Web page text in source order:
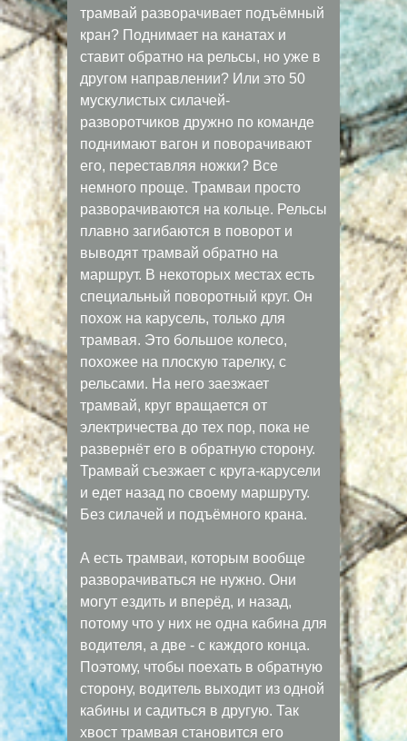
трамвай разворачивает подъёмный
кран? Поднимает на канатах и
ставит обратно на рельсы, но уже в
другом направлении? Или это 50
мускулистых силачей-
разворотчиков дружно по команде
поднимают вагон и поворачивают
его, переставляя ножки? Все
немного проще. Трамваи просто
разворачиваются на кольце. Рельсы
плавно загибаются в поворот и
выводят трамвай обратно на
маршрут. В некоторых местах есть
специальный поворотный круг. Он
похож на карусель, только для
трамвая. Это большое колесо,
похожее на плоскую тарелку, с
рельсами. На него заезжает
трамвай, круг вращается от
электричества до тех пор, пока не
развернёт его в обратную сторону.
Трамвай съезжает с круга-карусели
и едет назад по своему маршруту.
Без силачей и подъёмного крана.
А есть трамваи, которым вообще
разворачиваться не нужно. Они
могут ездить и вперёд, и назад,
потому что у них не одна кабина для
водителя, а две - с каждого конца.
Поэтому, чтобы поехать в обратную
сторону, водитель выходит из одной
кабины и садиться в другую. Так
хвост трамвая становится его